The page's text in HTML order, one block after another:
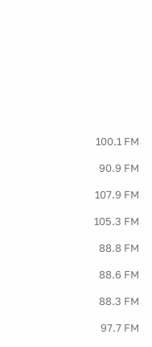
100.1 FM
90.9 FM
107.9 FM
105.3 FM
88.8 FM
88.6 FM
88.3 FM
97.7 FM